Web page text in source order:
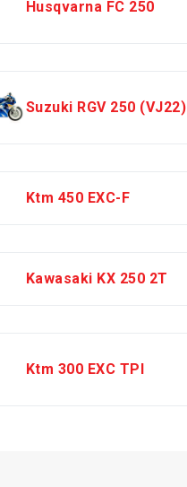
Husqvarna FC 250
Suzuki RGV 250 (VJ22)
Ktm 450 EXC-F
Kawasaki KX 250 2T
Ktm 300 EXC TPI